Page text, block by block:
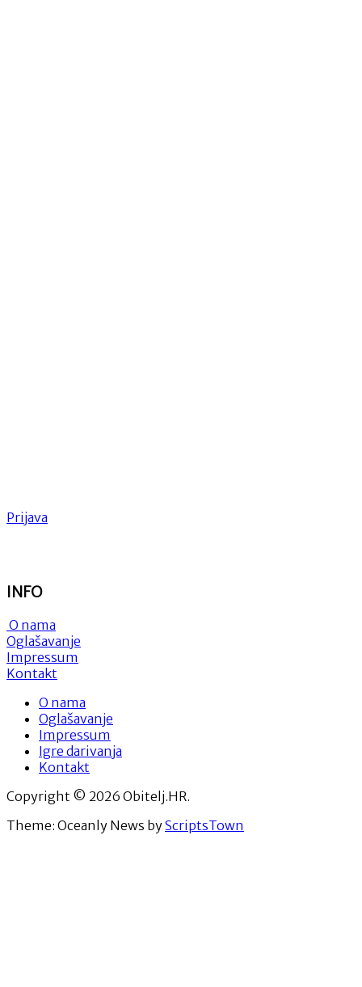
Prijava
INFO
O nama
Oglašavanje
Impressum
Kontakt
O nama
Oglašavanje
Impressum
Igre darivanja
Kontakt
Copyright © 2026 Obitelj.HR.
Theme: Oceanly News byScriptsTown